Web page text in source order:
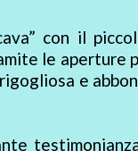
con il
le aperture
e